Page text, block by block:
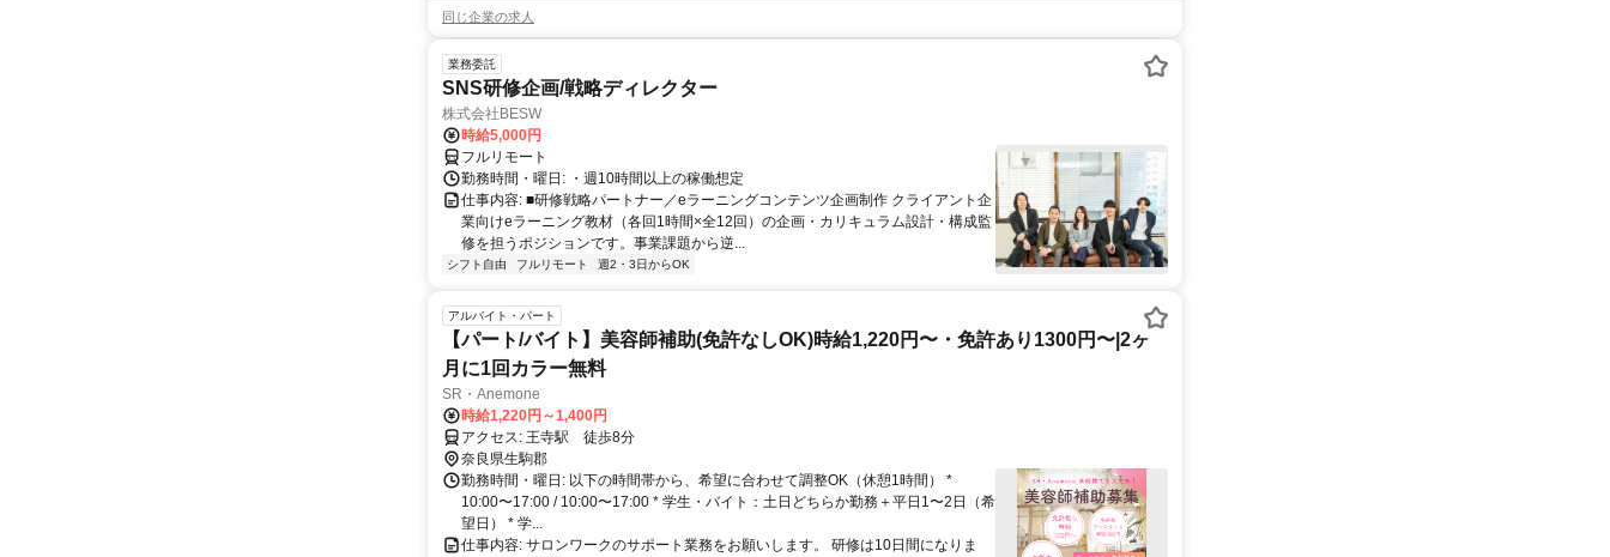
同じ企業の求人
業務委託
SNS研修企画/戦略ディレクター
株式会社BESW
時給5,000円
フルリモート
勤務時間・曜日: ・週10時間以上の稼働想定
仕事内容: ■研修戦略パートナー／eラーニングコンテンツ企画制作 クライアント企
業向けeラーニング教材（各回1時間×全12回）の企画・カリキュラム設計・構成監
修を担うポジションです。事業課題から逆...
シフト自由 フルリモート 週2・3日からOK
アルバイト・パート
【パート/バイト】美容師補助(免許なしOK)時給1,220円〜・免許あり1300円〜|2ヶ
月に1回カラー無料
SR・Anemone
時給1,220円～1,400円
アクセス: 王寺駅 徒歩8分
奈良県生駒郡
勤務時間・曜日: 以下の時間帯から、希望に合わせて調整OK（休憩1時間） *
10:00〜17:00 / 10:00〜17:00 * 学生・バイト：土日どちらか勤務＋平日1〜2日（希
望日） * 学...
仕事内容: サロンワークのサポート業務をお願いします。 研修は10日間になりま